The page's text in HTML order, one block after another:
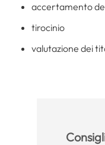
accertamento
tirocinio
valutazione dei